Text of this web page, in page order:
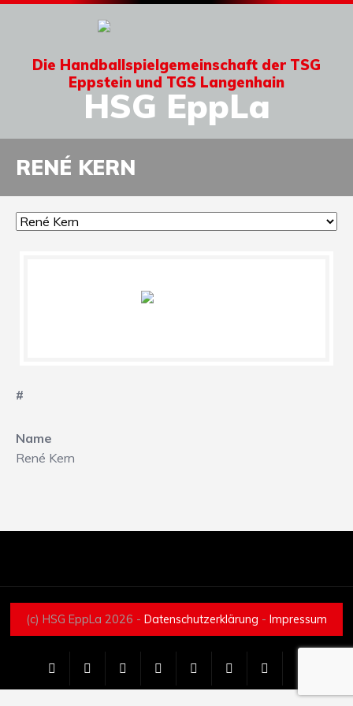
Die Handballspielgemeinschaft der TSG
Eppstein und TGS Langenhain
HSG EppLa
RENÉ KERN
#
Name
René Kern
(c) HSG EppLa 2026 - Datenschutzerklärung - Impressum